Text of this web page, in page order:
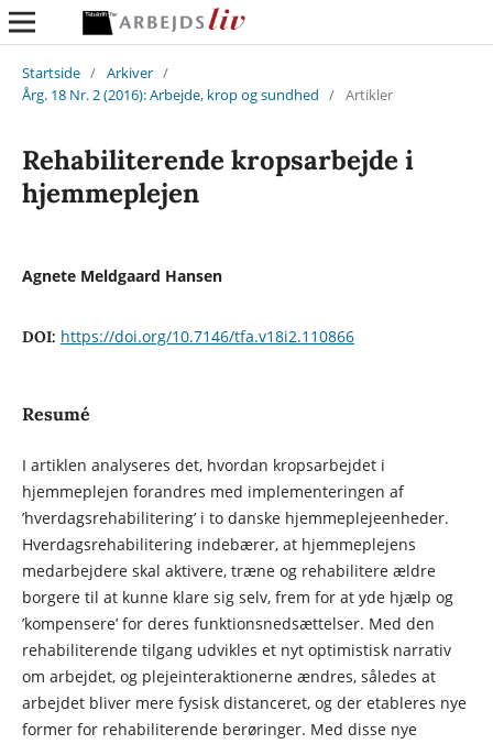
Startside / Arkiver /
Årg. 18 Nr. 2 (2016): Arbejde, krop og sundhed / Artikler
Rehabiliterende kropsarbejde i
hjemmeplejen
Agnete Meldgaard Hansen
DOI: https://doi.org/10.7146/tfa.v18i2.110866
Resumé
I artiklen analyseres det, hvordan kropsarbejdet i
hjemmeplejen forandres med implementeringen af
’hverdagsrehabilitering’ i to danske hjemmeplejeenheder.
Hverdagsrehabilitering indebærer, at hjemmeplejens
medarbejdere skal aktivere, træne og rehabilitere ældre
borgere til at kunne klare sig selv, frem for at yde hjælp og
’kompensere’ for deres funktionsnedsættelser. Med den
rehabiliterende tilgang udvikles et nyt optimistisk narrativ
om arbejdet, og plejeinteraktionerne ændres, således at
arbejdet bliver mere fysisk distanceret, og der etableres nye
former for rehabiliterende berøringer. Med disse nye